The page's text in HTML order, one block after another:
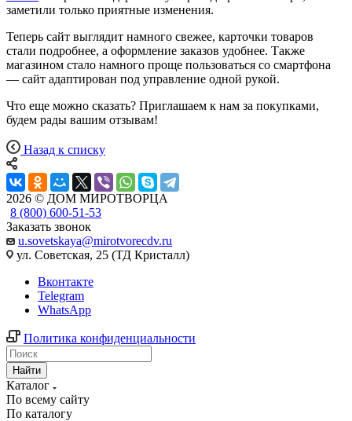
заметили только приятные изменения.
Теперь сайт выглядит намного свежее, карточки товаров
стали подробнее, а оформление заказов удобнее. Также
магазином стало намного проще пользоваться со смартфона
— сайт адаптирован под управление одной рукой.
Что еще можно сказать? Приглашаем к нам за покупками,
будем рады вашим отзывам!
Назад к списку
2026 © ДОМ МИРОТВОРЦА
8 (800) 600-51-53
Заказать звонок
u.sovetskaya@mirotvorecdv.ru
ул. Советская, 25 (ТД Кристалл)
Вконтакте
Telegram
WhatsApp
Политика конфиденциальности
Найти
Каталог
По всему сайту
По каталогу